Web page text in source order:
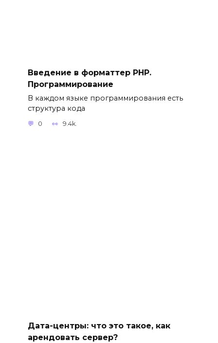
Введение в форматтер PHP.
Программирование
В каждом языке программирования есть
структура кода
0 9.4k.
Дата-центры: что это такое, как
арендовать сервер?